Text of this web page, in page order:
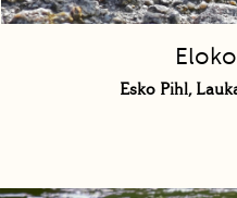
Esko Pihl,